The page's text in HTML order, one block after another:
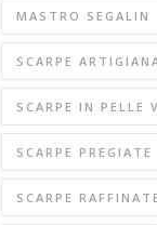
MASTRO SEGALIN
SCARPE
SCARPE IN PELLE
SCARPE PREGIATE
SCARPE RAFFINATE